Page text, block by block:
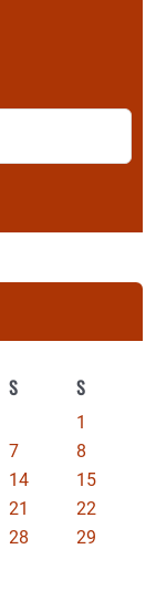
S S
1
7
8
14
15
21
22
28
29